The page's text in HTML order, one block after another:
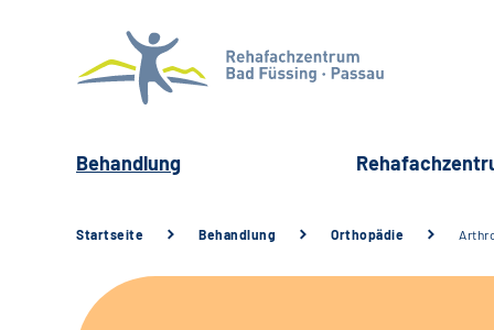
Behandlung
Startseite Behandlung Orthopädie